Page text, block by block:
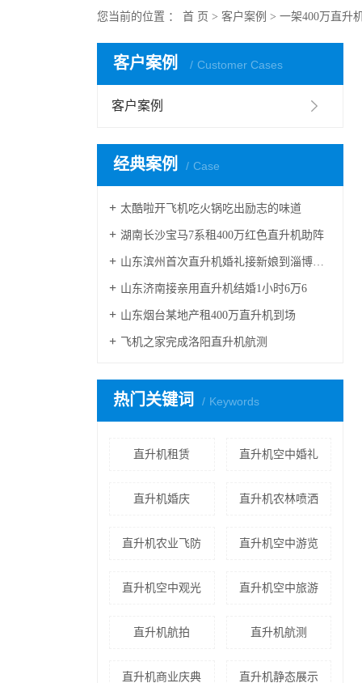
您当前的位置 ： 首 页 > 客户案例 > 一架400万直升
客户案例 Customer Cases
客户案例
经典案例 Case
太酷啦开飞机吃火锅吃出励志的味道
湖南长沙宝马7系租400万红色直升机助阵
山东滨州首次直升机婚礼接新娘到淄博中式直升机婚礼亮相
山东济南接亲用直升机结婚1小时6万6
山东烟台某地产租400万直升机到场
飞机之家完成洛阳直升机航测
热门关键词 Keywords
直升机租赁 直升机空中婚礼
直升机婚庆 直升机农林喷洒
直升机农业飞防 直升机空中游览
直升机空中观光 直升机空中旅游
直升机航拍 直升机航测
直升机商业庆典 直升机静态展示